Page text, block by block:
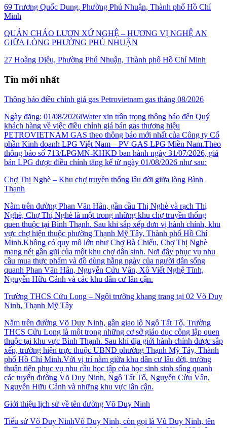
69 Trương Quốc Dung, Phường Phú Nhuận, Thành phố Hồ Chí
Minh
QUÁN CHÁO LƯƠN XỨ NGHỆ – HƯƠNG VỊ NGHỆ AN
GIỮA LÒNG PHƯỜNG PHÚ NHUẬN
27 Hoàng Diệu, Phường Phú Nhuận, Thành phố Hồ Chí Minh
Tin mới nhất
Thông báo điều chỉnh giá gas Petrovietnam gas tháng 08/2026
Ngày đăng: 01/08/2026iWater xin trân trọng thông báo đến Quý
khách hàng về việc điều chỉnh giá bán gas thương hiệu
PETROVIETNAM GAS theo thông báo mới nhất của Công ty Cổ
phần Kinh doanh LPG Việt Nam – PV GAS LPG Miền Nam.Theo
thông báo số 713/LPGMN-KHKD ban hành ngày 31/07/2026, giá
bán LPG được điều chỉnh tăng kể từ ngày 01/08/2026 như sau:
Chợ Thị Nghè – Khu chợ truyền thống lâu đời giữa lòng Bình
Thạnh
Nằm trên đường Phan Văn Hân, gần cầu Thị Nghè và rạch Thị
Nghè, Chợ Thị Nghè là một trong những khu chợ truyền thống
quen thuộc tại Bình Thạnh. Sau khi sắp xếp đơn vị hành chính, khu
vực chợ hiện thuộc phường Thạnh Mỹ Tây, Thành phố Hồ Chí
Minh.Không có quy mô lớn như Chợ Bà Chiểu, Chợ Thị Nghè
mang nét gần gũi của một khu chợ dân sinh. Nơi đây phục vụ nhu
cầu mua thực phẩm và đồ dùng hằng ngày của người dân sống
quanh Phan Văn Hân, Nguyễn Cửu Vân, Xô Viết Nghệ Tĩnh,
Nguyễn Hữu Cảnh và các khu dân cư lân cận.
Trường THCS Cửu Long – Ngôi trường khang trang tại 02 Võ Duy
Ninh, Thạnh Mỹ Tây
Nằm trên đường Võ Duy Ninh, gần giao lộ Ngô Tất Tố, Trường
THCS Cửu Long là một trong những cơ sở giáo dục công lập quen
thuộc tại khu vực Bình Thạnh. Sau khi địa giới hành chính được sắp
xếp, trường hiện trực thuộc UBND phường Thạnh Mỹ Tây, Thành
phố Hồ Chí Minh.Với vị trí nằm giữa khu dân cư lâu đời, trường
thuận tiện phục vụ nhu cầu học tập của học sinh sinh sống quanh
các tuyến đường Võ Duy Ninh, Ngô Tất Tố, Nguyễn Cửu Vân,
Nguyễn Hữu Cảnh và những khu vực lân cận.
Giới thiệu lịch sử về tên đường Võ Duy Ninh
Tiểu sử Võ Duy NinhVõ Duy Ninh, còn gọi là Vũ Duy Ninh, tên